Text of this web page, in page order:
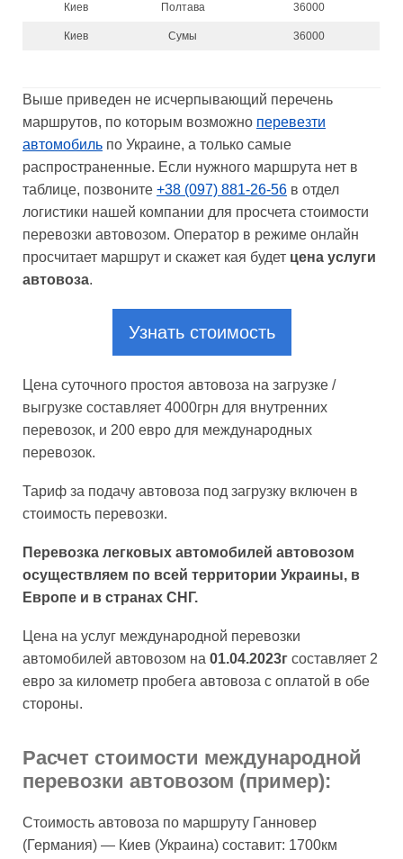
Киев Полтава 36000
Киев Сумы 36000
Выше приведен не исчерпывающий перечень
маршрутов, по которым возможно перевезти
автомобиль по Украине, а только самые
распространенные. Если нужного маршрута нет в
таблице, позвоните +38 (097) 881-26-56 в отдел
логистики нашей компании для просчета стоимости
перевозки автовозом. Оператор в режиме онлайн
просчитает маршрут и скажет кая будет цена услуги
автовоза.
Узнать стоимость
Цена суточного простоя автовоза на загрузке /
выгрузке составляет 4000грн для внутренних
перевозок, и 200 евро для международных
перевозок.
Тариф за подачу автовоза под загрузку включен в
стоимость перевозки.
Перевозка легковых автомобилей автовозом
осуществляем по всей территории Украины, в
Европе и в странах СНГ.
Цена на услуг международной перевозки
автомобилей автовозом на 01.04.2023г составляет 2
евро за километр пробега автовоза с оплатой в обе
стороны.
Расчет стоимости международной
перевозки автовозом (пример):
Стоимость автовоза по маршруту Ганновер
(Германия) — Киев (Украина) составит: 1700км